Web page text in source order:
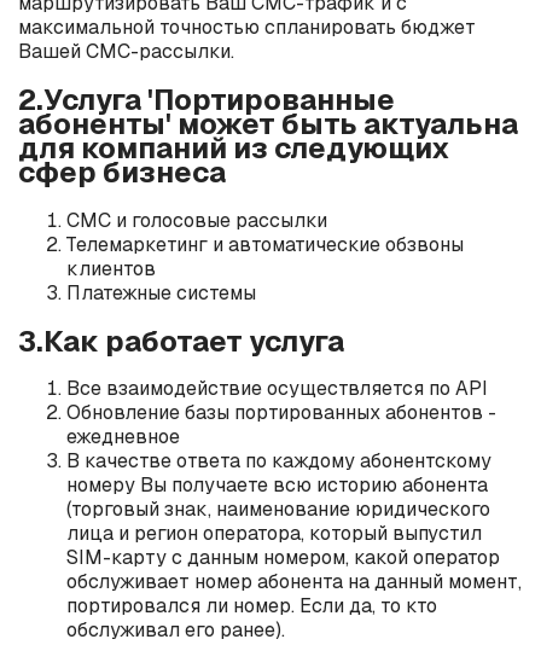
максимальной точностью спланировать бюджет
Вашей СМС-рассылки.
2.Услуга 'Портированные
абоненты' может быть актуальна
для компаний из следующих
сфер бизнеса
СМС и голосовые рассылки
Телемаркетинг и автоматические обзвоны
клиентов
Платежные системы
3.Как работает услуга
Все взаимодействие осуществляется по API
Обновление базы портированных абонентов -
ежедневное
В качестве ответа по каждому абонентскому
номеру Вы получаете всю историю абонента
(торговый знак, наименование юридического
лица и регион оператора, который выпустил
SIM-карту с данным номером, какой оператор
обслуживает номер абонента на данный момент,
портировался ли номер. Если да, то кто
обслуживал его ранее).